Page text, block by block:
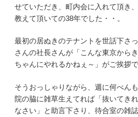
せていただき、町内会に入れて頂き
教えて頂いての38年でした・・。
最初の居ぬきのテナントを世話下さ
さんの社長さんが「こんな東京から
ちゃんにやれるかねぇ～」がご挨拶で
そうおっしゃりながら、週に何べん
院の脇に雑草生えてれば「抜いてき
なさい」と助言下さり、待合室の雑